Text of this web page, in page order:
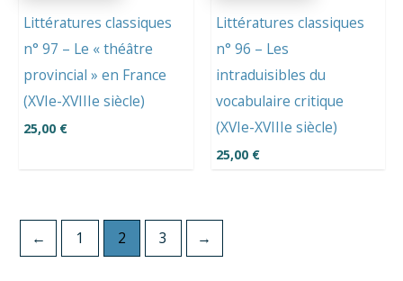
Littératures classiques
n° 97 – Le « théâtre
provincial » en France
(XVIe-XVIIIe siècle)
25,00 €
Littératures classiques
n° 96 – Les
intraduisibles du
vocabulaire critique
(XVIe-XVIIIe siècle)
25,00 €
← 1 2 3 →